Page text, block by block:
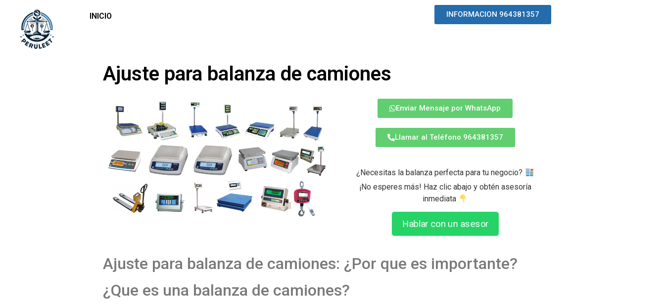
INICIO INFORMACION 964381357
Ajuste para balanza de camiones
Enviar Mensaje por WhatsApp
Llamar al Teléfono 964381357
¿Necesitas la balanza perfecta para tu negocio?
¡No esperes más! Haz clic abajo y obtén asesoría
inmediata
Hablar con un asesor
Ajuste para balanza de camiones: ¿Por que es importante?
¿Que es una balanza de camiones?